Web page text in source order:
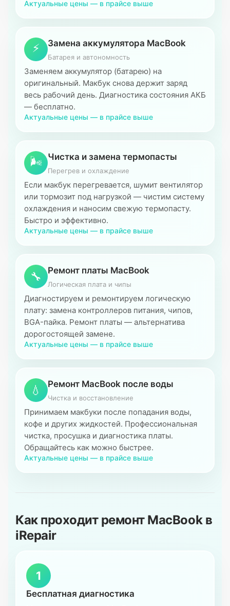
Актуальные цены — в прайсе выше
⚡ Замена аккумулятора MacBook
Батарея и автономность
Заменяем аккумулятор (батарею) на
оригинальный. Макбук снова держит заряд
весь рабочий день. Диагностика состояния АКБ
— бесплатно.
Актуальные цены — в прайсе выше
🌬 Чистка и замена термопасты
Перегрев и охлаждение
Если макбук перегревается, шумит вентилятор
или тормозит под нагрузкой — чистим систему
охлаждения и наносим свежую термопасту.
Быстро и эффективно.
Актуальные цены — в прайсе выше
🔧 Ремонт платы MacBook
Логическая плата и чипы
Диагностируем и ремонтируем логическую
плату: замена контроллеров питания, чипов,
BGA-пайка. Ремонт платы — альтернатива
дорогостоящей замене.
Актуальные цены — в прайсе выше
💧 Ремонт MacBook после воды
Чистка и восстановление
Принимаем макбуки после попадания воды,
кофе и других жидкостей. Профессиональная
чистка, просушка и диагностика платы.
Обращайтесь как можно быстрее.
Актуальные цены — в прайсе выше
Как проходит ремонт MacBook в
iRepair
1
Бесплатная диагностика